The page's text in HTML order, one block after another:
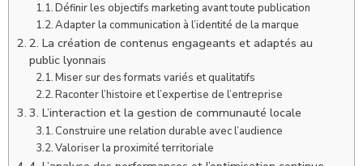
Définir les objectifs marketing avant toute publication
Adapter la communication à l’identité de la marque
2. La création de contenus engageants et adaptés au
public lyonnais
Miser sur des formats variés et qualitatifs
Raconter l’histoire et l’expertise de l’entreprise
3. L’interaction et la gestion de communauté locale
Construire une relation durable avec l’audience
Valoriser la proximité territoriale